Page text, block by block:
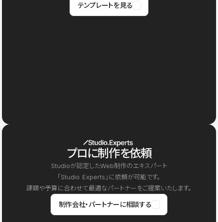
テンプレートを見る
プロに制作を依頼
Studioが認定したWeb制作のエキスパート
「Studio Experts」に依頼が可能です。
課題や予算に合わせて最適なパートナーをご提案いたします。
制作会社・パートナーに相談する